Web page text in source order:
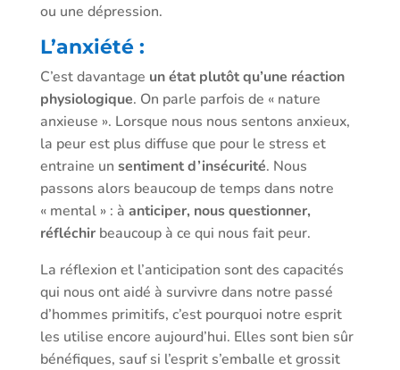
ou une dépression.
L’anxiété :
C’est davantage un état plutôt qu’une réaction
physiologique. On parle parfois de « nature
anxieuse ». Lorsque nous nous sentons anxieux,
la peur est plus diffuse que pour le stress et
entraine un sentiment d’insécurité. Nous
passons alors beaucoup de temps dans notre
« mental » : à anticiper, nous questionner,
réfléchirbeaucoup à ce qui nous fait peur.
La réflexion et l’anticipation sont des capacités
qui nous ont aidé à survivre dans notre passé
d’hommes primitifs, c’est pourquoi notre esprit
les utilise encore aujourd’hui. Elles sont bien sûr
bénéfiques, sauf si l’esprit s’emballe et grossit